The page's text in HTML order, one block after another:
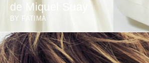
de Miquel Suay
BY FATIMA